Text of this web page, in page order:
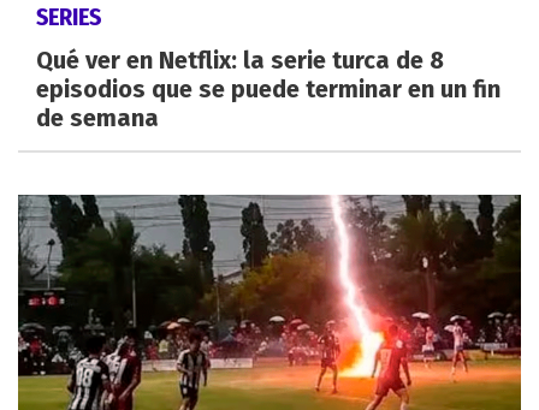
SERIES
Qué ver en Netflix: la serie turca de 8
episodios que se puede terminar en un fin
de semana